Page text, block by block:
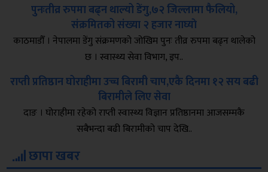
पुनःतीव्र रुपमा बढ्न थाल्यो डेंगु,७२ जिल्लामा फैलियो,
संक्रमितको संख्या २ हजार नाघ्याे
काठमाडौँ । नेपालमा डेंगु संक्रमणको जोखिम पुनः तीव्र रुपमा बढ्न थालेको
छ । स्वास्थ्य सेवा विभाग, इप..
राप्ती प्रतिष्ठान घोराहीमा उच्च बिरामी चाप,एकै दिनमा १२ सय बढी
बिरामीले लिए सेवा
दाङ । घोराहीमा रहेको राप्ती स्वास्थ्य विज्ञान प्रतिष्ठानमा आजसम्मकै
सबैभन्दा बढी बिरामीको चाप देखि..
छापा खबर